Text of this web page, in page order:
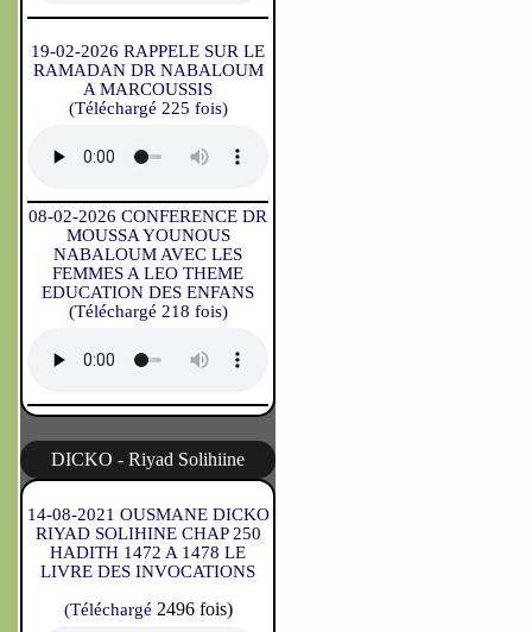
19-02-2026 RAPPELE SUR LE
RAMADAN DR NABALOUM
A MARCOUSSIS
(Téléchargé 225 fois)
08-02-2026 CONFERENCE DR
MOUSSA YOUNOUS
NABALOUM AVEC LES
FEMMES A LEO THEME
EDUCATION DES ENFANS
(Téléchargé 218 fois)
DICKO - Riyad Solihiine
14-08-2021 OUSMANE DICKO
RIYAD SOLIHINE CHAP 250
HADITH 1472 A 1478 LE
LIVRE DES INVOCATIONS
(Téléchargé 2496 fois)